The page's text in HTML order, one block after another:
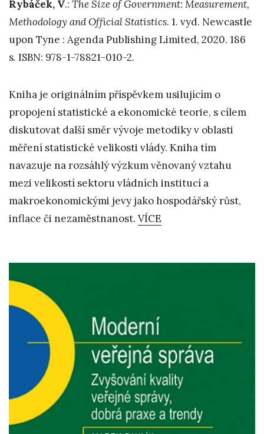
Rybáček, V.: The Size of Government: Measurement,
Methodology and Official Statistics. 1. vyd. Newcastle
upon Tyne : Agenda Publishing Limited, 2020. 186
s. ISBN: 978-1-78821-010-2.
Kniha je originálním příspěvkem usilujícím o
propojení statistické a ekonomické teorie, s cílem
diskutovat další směr vývoje metodiky v oblasti
měření statistické velikosti vlády. Kniha tím
navazuje na rozsáhlý výzkum věnovaný vztahu
mezi velikostí sektoru vládních institucí a
makroekonomickými jevy jako hospodářský růst,
inflace či nezaměstnanost. VÍCE